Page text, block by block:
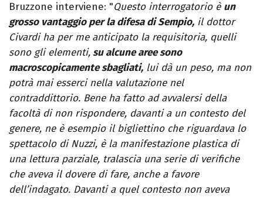
Bruzzone interviene: "Questo interrogatorio è un
grosso vantaggio per la difesa di Sempio, il dottor
Civardi ha per me anticipato la requisitoria, quelli
sono gli elementi,su alcune aree sono
macroscopicamente sbagliati, lui dà un peso, ma non
potrà mai esserci nella valutazione nel
contraddittorio. Bene ha fatto ad avvalersi della
facoltà di non rispondere, davanti a un contesto del
genere, ne è esempio il bigliettino che riguardava lo
spettacolo di Nuzzi, è la manifestazione plastica di
una lettura parziale, tralascia una serie di verifiche
che aveva il dovere di fare, anche a favore
dell’indagato. Davanti a quel contesto non aveva